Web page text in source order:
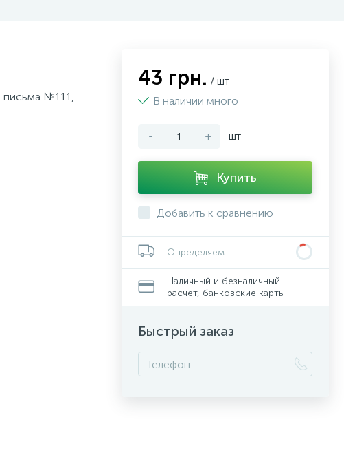
письма №111,
43 грн. / шт
В наличии много
- + шт
Купить
Добавить к сравнению
Определяем...
Наличный и безналичный
расчет, банковские карты
Быстрый заказ